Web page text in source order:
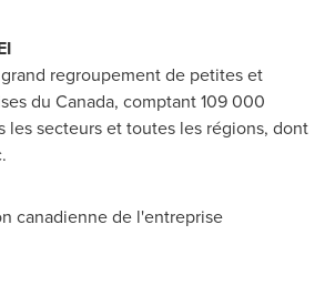
regroupement de petites et
du Canada, comptant 109 000
les secteurs et toutes les régions, dont
canadienne de l'entreprise